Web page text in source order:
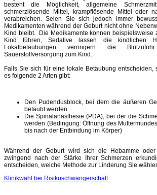
besteht die Möglichkeit, allgemeine
schmerzlösende Mittel, krampflösende Mittel oder
verabreichen. Seien Sie sich jedoch immer
Medikamenten während der Geburt nicht ohne
Kind bleibt. Die Medikamente können beispielsweise
Kind führen, Sedative lassen die kindlichen
Lokalbetäubungen verringern die
Sauerstoffversorgung zum Kind.
Falls Sie sich für eine lokale Betäubung entscheiden,
es folgende 2 Arten gibt:
Den Pudendusblock, bei dem die äußeren
betäubt werden
Die Spinalanästhesie (PDA), bei der die
werden (Bedingung: Öffnung des
bis nach der Entbindung im Körper)
Während der Geburt wird sich die Hebamme
zwingend nach der Stärke Ihrer Schmerzen
entscheiden, welche Methode zur Linderung Sie
Klinikwahl bei Risikoschwangerschaft